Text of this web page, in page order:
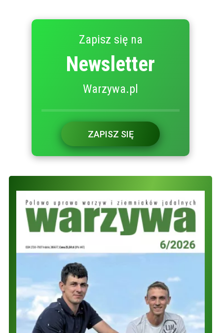
Zapisz się na
Newsletter
Warzywa.pl
ZAPISZ SIĘ